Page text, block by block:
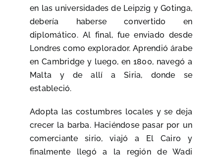
en las universidades de Leipzig y Gotinga,
debería haberse convertido en
diplomático. Al final, fue enviado desde
Londres como explorador. Aprendió árabe
en Cambridge y luego, en 1800, navegó a
Malta y de allí a Siria, donde se
estableció.
Adopta las costumbres locales y se deja
crecer la barba. Haciéndose pasar por un
comerciante sirio, viajó a El Cairo y
finalmente llegó a la región de Wadi